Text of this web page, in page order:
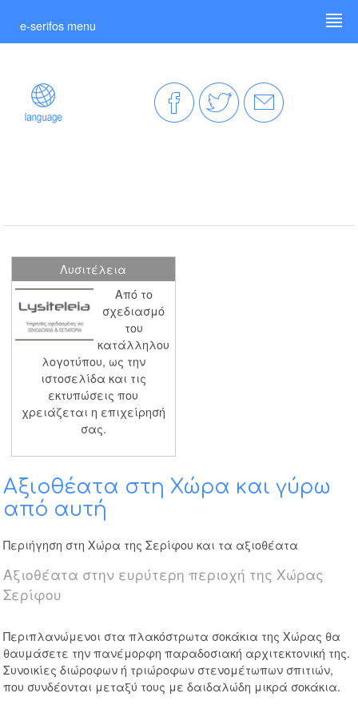
e-serifos menu
Λυσιτέλεια
Από το
σχεδιασμό
του
κατάλληλου
λογοτύπου, ως την
ιστοσελίδα και τις
εκτυπώσεις που
χρειάζεται η επιχείρησή
σας.
Αξιοθέατα στη Χώρα και γύρω
από αυτή
Περιήγηση στη Χώρα της Σερίφου και τα αξιοθέατα
Αξιοθέατα στην ευρύτερη περιοχή της Χώρας
Σερίφου
Περιπλανώμενοι στα πλακόστρωτα σοκάκια της Χώρας θα
θαυμάσετε την πανέμορφη παραδοσιακή αρχιτεκτονική της.
Συνοικίες διώροφων ή τριώροφων στενομέτωπων σπιτιών,
που συνδέονται μεταξύ τους με δαιδαλώδη μικρά σοκάκια.